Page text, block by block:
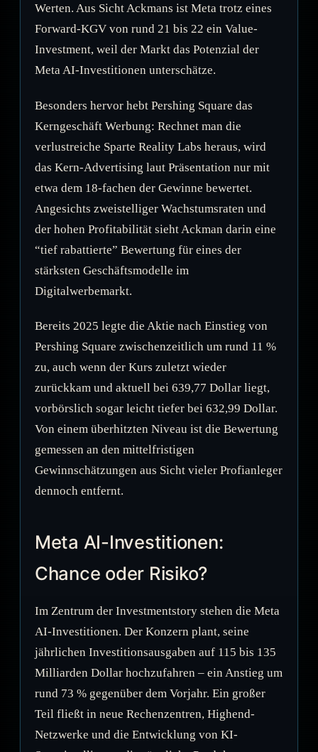
Werten. Aus Sicht Ackmans ist Meta trotz eines
Forward-KGV von rund 21 bis 22 ein Value-
Investment, weil der Markt das Potenzial der
Meta AI-Investitionen unterschätze.
Besonders hervor hebt Pershing Square das
Kerngeschäft Werbung: Rechnet man die
verlustreiche Sparte Reality Labs heraus, wird
das Kern-Advertising laut Präsentation nur mit
etwa dem 18-fachen der Gewinne bewertet.
Angesichts zweistelliger Wachstumsraten und
der hohen Profitabilität sieht Ackman darin eine
“tief rabattierte” Bewertung für eines der
stärksten Geschäftsmodelle im
Digitalwerbemarkt.
Bereits 2025 legte die Aktie nach Einstieg von
Pershing Square zwischenzeitlich um rund 11 %
zu, auch wenn der Kurs zuletzt wieder
zurückkam und aktuell bei 639,77 Dollar liegt,
vorbörslich sogar leicht tiefer bei 632,99 Dollar.
Von einem überhitzten Niveau ist die Bewertung
gemessen an den mittelfristigen
Gewinnschätzungen aus Sicht vieler Profianleger
dennoch entfernt.
Meta AI-Investitionen:
Chance oder Risiko?
Im Zentrum der Investmentstory stehen die Meta
AI-Investitionen. Der Konzern plant, seine
jährlichen Investitionsausgaben auf 115 bis 135
Milliarden Dollar hochzufahren – ein Anstieg um
rund 73 % gegenüber dem Vorjahr. Ein großer
Teil fließt in neue Rechenzentren, Highend-
Netzwerke und die Entwicklung von KI-